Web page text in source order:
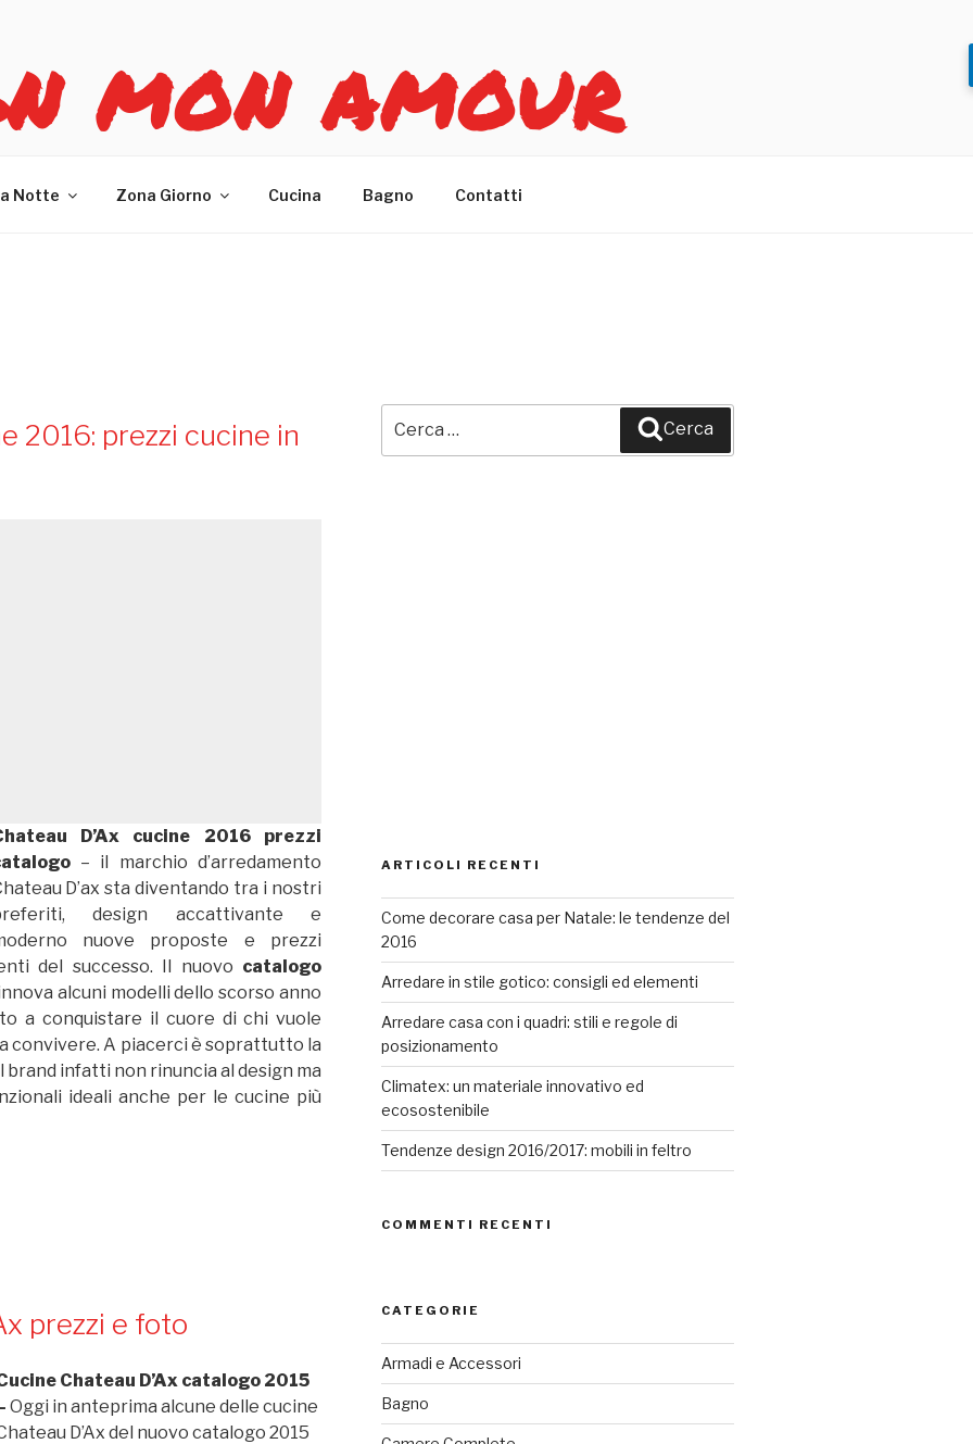
MON AMOUR
Notte Zona Giorno Cucina Bagno Contatti
2016: prezzi cucine in
D’Ax cucine 2016 prezzi
– il marchio d’arredamento
D’ax sta diventando tra i nostri
design accattivante e
nuove proposte e prezzi
del successo. Il nuovo catalogo
alcuni modelli dello scorso anno
a conquistare il cuore di chi vuole
convivere. A piacerci è soprattutto la
infatti non rinuncia al design ma
ideali anche per le cucine più
prezzi e foto
Chateau D’Ax catalogo 2015
Oggi in anteprima alcune delle cucine
D’Ax del nuovo catalogo 2015
Cerca
ARTICOLI RECENTI
Come decorare casa per Natale: le tendenze del
2016
Arredare in stile gotico: consigli ed elementi
Arredare casa con i quadri: stili e regole di
posizionamento
Climatex: un materiale innovativo ed
ecosostenibile
Tendenze design 2016/2017: mobili in feltro
COMMENTI RECENTI
CATEGORIE
Armadi e Accessori
Bagno